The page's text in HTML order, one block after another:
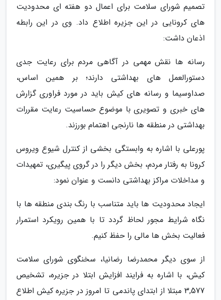
تصمیم شورای سلامت برای اعمال دو هفته ای محدودیت
های کرونایی در این جزیره اطلاع داد. وی در این رابطه
اذعان داشت:
رسانه ها نقش مهمی در آگاهی مردم برای رعایت جدی
دستورالعمل های بهداشتی دارند؛ بر همین اساس،
صداوسیما و رسانه های کیش باید در مورد فراوری گزارش
های خبری و تصویری با موضوع حساسیت رعایت مقررات
بهداشتی در منطقه ها نارنجی اهتمام بورزند.
پورعلی با اشاره به وابستگی بخشی از کنترل شیوع ویروس
کرونا به رفتار مردم، بخش دیگر را در گروی پیگیری، تمهیدات
و مداخلات مراکز بهداشتی دانست و عنوان نمود:
ایجاد محدودیت ها باید متناسب با رنگ بندی منطقه ها با
نگاه شرایط مجور لحاظ گردد تا با همین رویکرد استمرار
فعالیت بخش ها مالی را حفظ کنیم.
از سوی دیگر محمدرضا رضانیا، سخنگوی شورای سلامت
کیش، با اشاره به فرایند افزایش ابتلا در جزیره، تشخیص
3,577 مبتلا از ابتدای پاندمی تا امروز در جزیره کیش اطلاع